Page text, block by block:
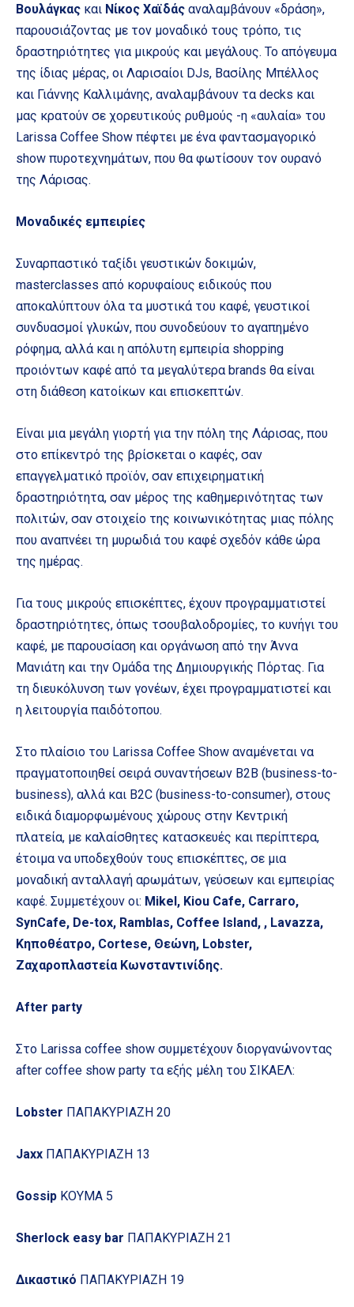
Βουλάγκας και Νίκος Χαϊδάς αναλαμβάνουν «δράση»,
παρουσιάζοντας με τον μοναδικό τους τρόπο, τις
δραστηριότητες για μικρούς και μεγάλους. Το απόγευμα
της ίδιας μέρας, οι Λαρισαίοι DJs, Βασίλης Μπέλλος
και Γιάννης Καλλιμάνης, αναλαμβάνουν τα decks και
μας κρατούν σε χορευτικούς ρυθμούς -η «αυλαία» του
Larissa Coffee Show πέφτει με ένα φαντασμαγορικό
show πυροτεχνημάτων, που θα φωτίσουν τον ουρανό
της Λάρισας.
Μοναδικές εμπειρίες
Συναρπαστικό ταξίδι γευστικών δοκιμών,
masterclasses από κορυφαίους ειδικούς που
αποκαλύπτουν όλα τα μυστικά του καφέ, γευστικοί
συνδυασμοί γλυκών, που συνοδεύουν το αγαπημένο
ρόφημα, αλλά και η απόλυτη εμπειρία shopping
προιόντων καφέ από τα μεγαλύτερα brands θα είναι
στη διάθεση κατοίκων και επισκεπτών.
Είναι μια μεγάλη γιορτή για την πόλη της Λάρισας, που
στο επίκεντρό της βρίσκεται ο καφές, σαν
επαγγελματικό προϊόν, σαν επιχειρηματική
δραστηριότητα, σαν μέρος της καθημερινότητας των
πολιτών, σαν στοιχείο της κοινωνικότητας μιας πόλης
που αναπνέει τη μυρωδιά του καφέ σχεδόν κάθε ώρα
της ημέρας.
Για τους μικρούς επισκέπτες, έχουν προγραμματιστεί
δραστηριότητες, όπως τσουβαλοδρομίες, το κυνήγι του
καφέ, με παρουσίαση και οργάνωση από την Άννα
Μανιάτη και την Ομάδα της Δημιουργικής Πόρτας. Για
τη διευκόλυνση των γονέων, έχει προγραμματιστεί και
η λειτουργία παιδότοπου.
Στο πλαίσιο του Larissa Coffee Show αναμένεται να
πραγματοποιηθεί σειρά συναντήσεων B2B (business-to-
business), αλλά και B2C (business-to-consumer), στους
ειδικά διαμορφωμένους χώρους στην Κεντρική
πλατεία, με καλαίσθητες κατασκευές και περίπτερα,
έτοιμα να υποδεχθούν τους επισκέπτες, σε μια
μοναδική ανταλλαγή αρωμάτων, γεύσεων και εμπειρίας
καφέ. Συμμετέχουν οι: Mikel, Κiou Cafe, Carraro,
SynCafe, De-tox, Ramblas, Coffee Island, , Lavazza,
Κηποθέατρο, Cortese, Θεώνη, Lobster,
Ζαχαροπλαστεία Κωνσταντινίδης.
After party
Στο Larissa coffee show συμμετέχουν διοργανώνοντας
after coffee show party τα εξής μέλη του ΣΙΚΑΕΛ:
Lobster ΠΑΠΑΚΥΡΙΑΖΗ 20
Jaxx ΠΑΠΑΚΥΡΙΑΖΗ 13
Gossip ΚΟΥΜΑ 5
Sherlock easy bar ΠΑΠΑΚΥΡΙΑΖΗ 21
Δικαστικό ΠΑΠΑΚΥΡΙΑΖΗ 19